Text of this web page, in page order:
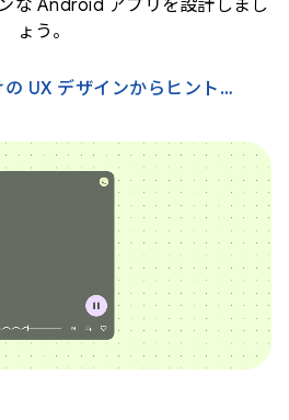
な Android アプリを設計しまし
ょう。
さまざまな画面向けの UX デザインからヒントを得る →